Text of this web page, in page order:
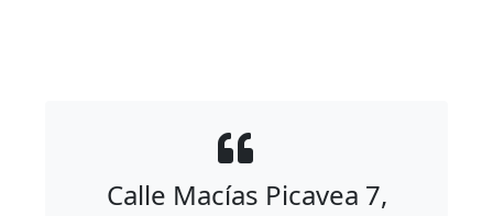
Calle Macías Picavea 7,